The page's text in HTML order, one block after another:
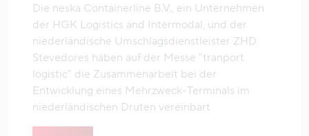
Die neska Containerline B.V., ein Unternehmen
der HGK Logistics and Intermodal, und der
niederländische Umschlagsdienstleister ZHD
Stevedores haben auf der Messe "tranport
logistic" die Zusammenarbeit bei der
Entwicklung eines Mehrzweck-Terminals im
niederländischen Druten vereinbart